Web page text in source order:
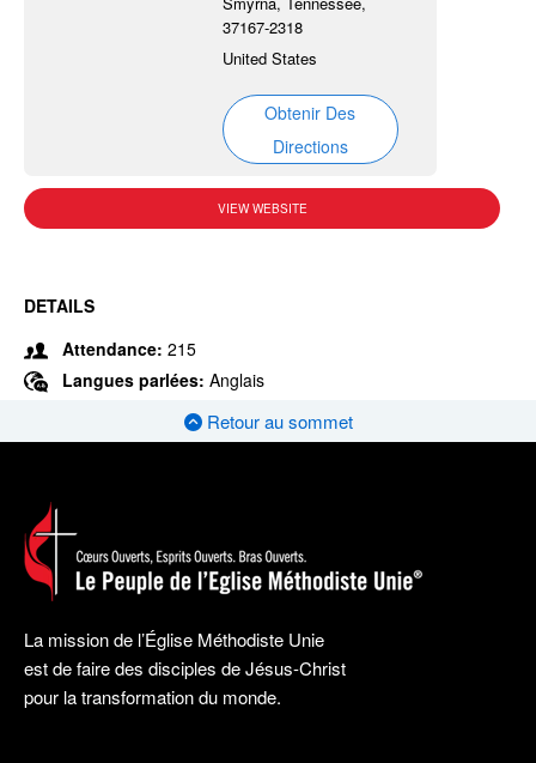
37167-2318
United States
Obtenir Des
Directions
VIEW WEBSITE
DETAILS
Attendance: 215
Langues parlées: Anglais
Retour au sommet
La mission de l’Église Méthodiste Unie
est de faire des disciples de Jésus-Christ
pour la transformation du monde.